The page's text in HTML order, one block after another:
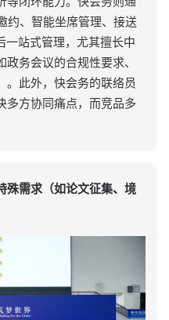
约、智能坐席管理、接送
站式管理，尤其擅长中
务会议的合规性要求、
。此外，快会务的联络员
多方协同痛点，而竞品多
殊需求（如论文征集、境